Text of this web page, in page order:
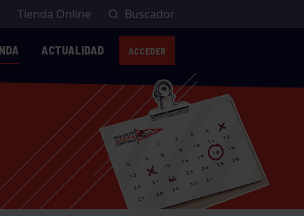
Tienda Online Buscador
ACTUALIDAD ACCEDER